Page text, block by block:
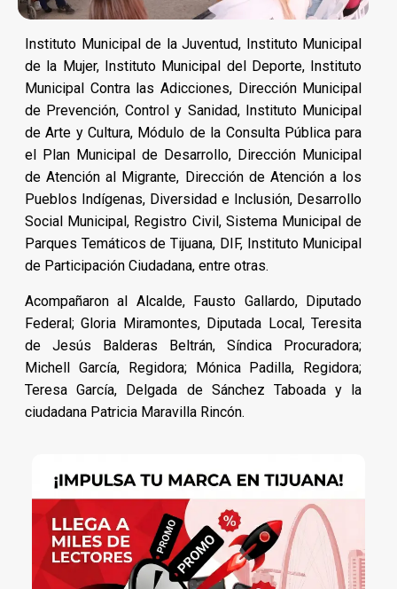
Instituto Municipal de la Juventud, Instituto Municipal
de la Mujer, Instituto Municipal del Deporte, Instituto
Municipal Contra las Adicciones, Dirección Municipal
de Prevención, Control y Sanidad, Instituto Municipal
de Arte y Cultura, Módulo de la Consulta Pública para
el Plan Municipal de Desarrollo, Dirección Municipal
de Atención al Migrante, Dirección de Atención a los
Pueblos Indígenas, Diversidad e Inclusión, Desarrollo
Social Municipal, Registro Civil, Sistema Municipal de
Parques Temáticos de Tijuana, DIF, Instituto Municipal
de Participación Ciudadana, entre otras.
Acompañaron al Alcalde, Fausto Gallardo, Diputado
Federal; Gloria Miramontes, Diputada Local, Teresita
de Jesús Balderas Beltrán, Síndica Procuradora;
Michell García, Regidora; Mónica Padilla, Regidora;
Teresa García, Delgada de Sánchez Taboada y la
ciudadana Patricia Maravilla Rincón.